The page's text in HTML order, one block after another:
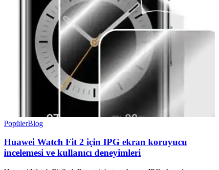
PopülerBlog
Huawei Watch Fit 2 için IPG ekran koruyucu
incelemesi ve kullanıcı deneyimleri